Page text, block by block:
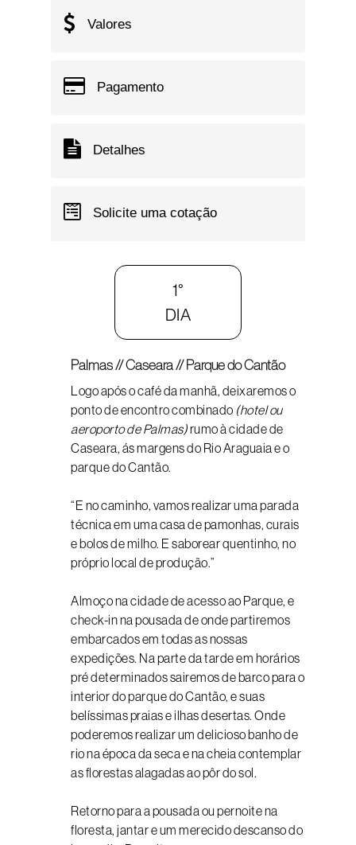
Valores
Pagamento
Detalhes
Solicite uma cotação
1°
DIA
Palmas // Caseara // Parque do Cantão
Logo após o café da manhã, deixaremos o
ponto de encontro combinado (hotel ou
aeroporto de Palmas)rumo à cidade de
Caseara, ás margens do Rio Araguaia e o
parque do Cantão.
“E no caminho, vamos realizar uma parada
técnica em uma casa de pamonhas, curais
e bolos de milho. E saborear quentinho, no
próprio local de produção.”
Almoço na cidade de acesso ao Parque, e
check-in na pousada de onde partiremos
embarcados em todas as nossas
expedições. Na parte da tarde em horários
pré determinados sairemos de barco para o
interior do parque do Cantão, e suas
belíssimas praias e ilhas desertas. Onde
poderemos realizar um delicioso banho de
rio na época da seca e na cheia contemplar
as florestas alagadas ao pôr do sol.
Retorno para a pousada ou pernoite na
floresta, jantar e um merecido descanso do